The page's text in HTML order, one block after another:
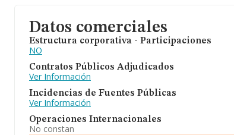
Datos comerciales
Estructura corporativa - Participaciones
NO
Contratos Públicos Adjudicados
Ver Información
Incidencias de Fuentes Públicas
Ver Información
Operaciones Internacionales
No constan